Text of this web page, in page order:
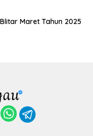
Maret Tahun 2025